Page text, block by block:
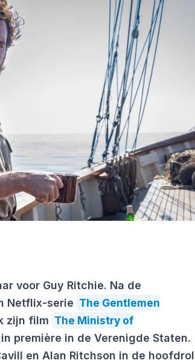
voor Guy Ritchie. Na de
Netflix-serie The Gentlemen
zijn film The Ministry of
in première in de Verenigde Staten.
en Alan Ritchson in de hoofdrol